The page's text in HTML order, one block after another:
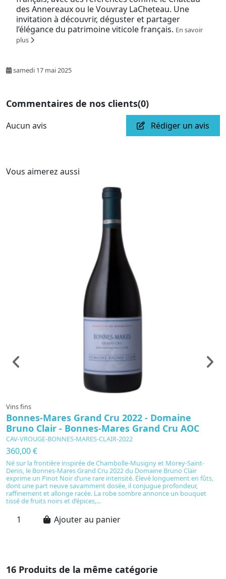
des Annereaux ou le Vouvray LaCheteau. Une
invitation à découvrir, déguster et partager
l’élégance du patrimoine viticole français. En savoir
plus
samedi 17 mai 2025
Commentaires de nos clients(0)
Aucun avis Rédiger un avis
Vous aimerez aussi
Vins fins
Bonnes-Mares Grand Cru 2022 - Domaine
Bruno Clair - Bonnes-Mares Grand Cru AOC
CAV-VROUGE-BONNES-MARES-CLAIR-2022
360,00 €
Né sur la frontière inspirée de Chambolle-Musigny et Morey-Saint-
Denis, le Bonnes-Mares Grand Cru 2022 du Domaine Bruno Clair
exprime un Pinot Noir d’une rare intensité. Élevé longuement en fûts,
dont une part neuve savamment dosée, il conjugue profondeur,
raffinement et allonge racée. La robe sombre annonce un bouquet
tissé de fruits noirs et d’épices,...
Ajouter au panier
16 Produits de la même catégorie